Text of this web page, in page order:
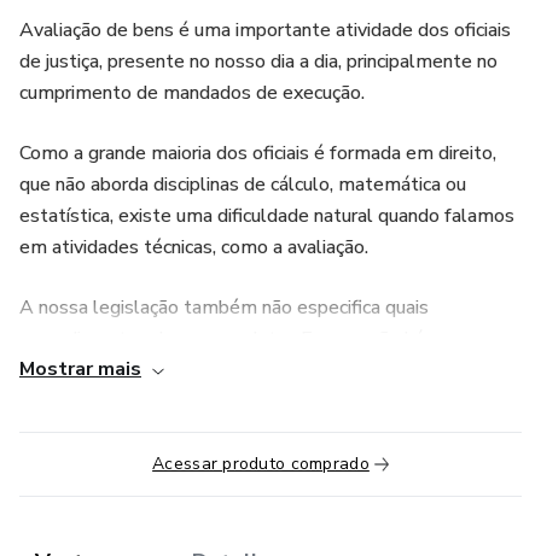
Avaliação de bens é uma importante atividade dos oficiais
de justiça, presente no nosso dia a dia, principalmente no
cumprimento de mandados de execução.
Como a grande maioria dos oficiais é formada em direito,
que não aborda disciplinas de cálculo, matemática ou
estatística, existe uma dificuldade natural quando falamos
em atividades técnicas, como a avaliação.
A nossa legislação também não especifica quais
padronização, ficamos sem saber como proceder e o
superficial, sem embasamento técnico, passível de
Mostrar mais
Acessar produto comprado